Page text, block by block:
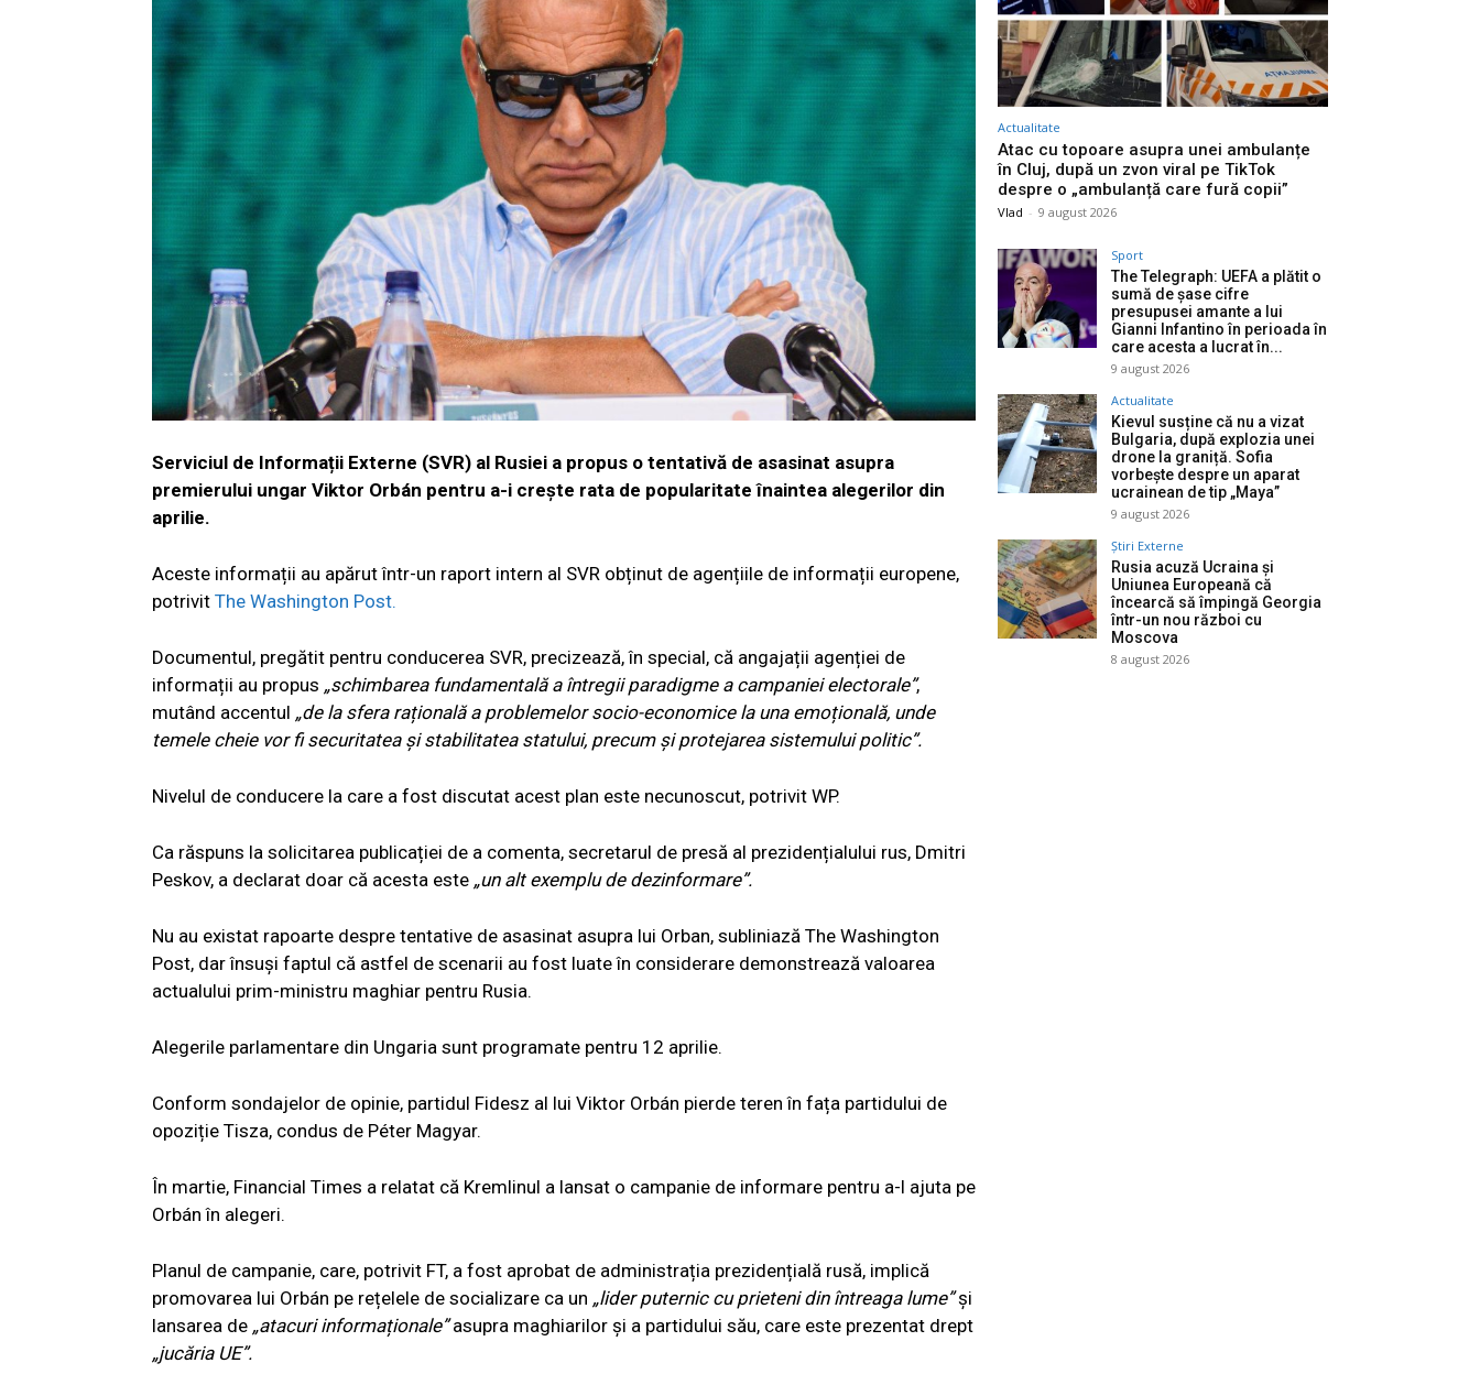
Serviciul de Informații Externe (SVR) al Rusiei a propus o tentativă de asasinat asupra
premierului ungar Viktor Orbán pentru a-i crește rata de popularitate înaintea alegerilor din
aprilie.
Aceste informații au apărut într-un raport intern al SVR obținut de agențiile de informații europene,
potrivit The Washington Post.
Documentul, pregătit pentru conducerea SVR, precizează, în special, că angajații agenției de
informații au propus „schimbarea fundamentală a întregii paradigme a campaniei electorale”,
mutând accentul „de la sfera rațională a problemelor socio-economice la una emoțională, unde
temele cheie vor fi securitatea și stabilitatea statului, precum și protejarea sistemului politic”.
Nivelul de conducere la care a fost discutat acest plan este necunoscut, potrivit WP.
Ca răspuns la solicitarea publicației de a comenta, secretarul de presă al prezidențialului rus, Dmitri
Peskov, a declarat doar că acesta este „un alt exemplu de dezinformare”.
Nu au existat rapoarte despre tentative de asasinat asupra lui Orban, subliniază The Washington
Post, dar însuși faptul că astfel de scenarii au fost luate în considerare demonstrează valoarea
actualului prim-ministru maghiar pentru Rusia.
Alegerile parlamentare din Ungaria sunt programate pentru 12 aprilie.
Conform sondajelor de opinie, partidul Fidesz al lui Viktor Orbán pierde teren în fața partidului de
opoziție Tisza, condus de Péter Magyar.
În martie, Financial Times a relatat că Kremlinul a lansat o campanie de informare pentru a-l ajuta pe
Orbán în alegeri.
Planul de campanie, care, potrivit FT, a fost aprobat de administrația prezidențială rusă, implică
promovarea lui Orbán pe rețelele de socializare ca un „lider puternic cu prieteni din întreaga lume”și
lansarea de „atacuri informaționale”asupra maghiarilor și a partidului său, care este prezentat drept
„jucăria UE”.
Actualitate
Atac cu topoare asupra unei ambulanțe
în Cluj, după un zvon viral pe TikTok
despre o „ambulanță care fură copii”
Vlad - 9 august 2026
Sport
The Telegraph: UEFA a plătit o
sumă de șase cifre
presupusei amante a lui
Gianni Infantino în perioada în
care acesta a lucrat în...
9 august 2026
Actualitate
Kievul susține că nu a vizat
Bulgaria, după explozia unei
drone la graniță. Sofia
vorbește despre un aparat
ucrainean de tip „Maya”
9 august 2026
Știri Externe
Rusia acuză Ucraina și
Uniunea Europeană că
încearcă să împingă Georgia
într-un nou război cu
Moscova
8 august 2026